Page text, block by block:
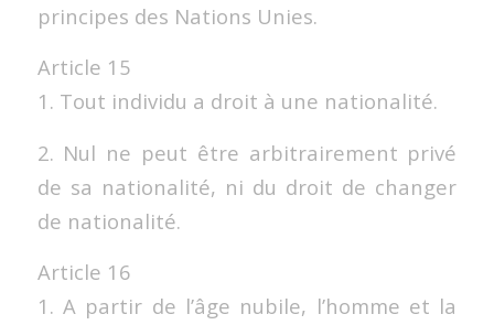
principes des Nations Unies.
Article 15
1. Tout individu a droit à une nationalité.
2. Nul ne peut être arbitrairement privé
de sa nationalité, ni du droit de changer
de nationalité.
Article 16
1. A partir de l’âge nubile, l’homme et la